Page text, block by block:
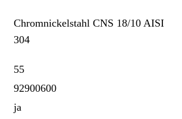
Chromnickelstahl CNS 18/10 AISI
304
55
92900600
ja